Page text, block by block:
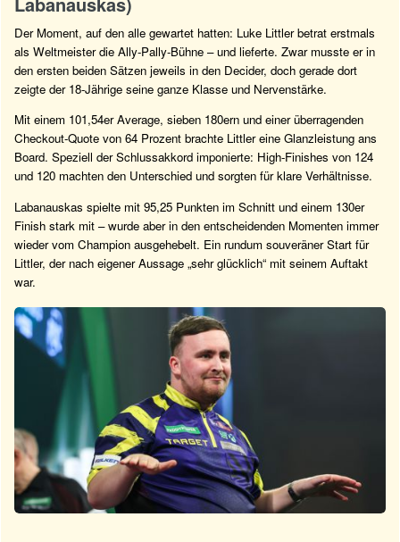
Der Moment, auf den alle gewartet hatten: Luke Littler betrat erstmals
als Weltmeister die Ally-Pally-Bühne – und lieferte. Zwar musste er in
den ersten beiden Sätzen jeweils in den Decider, doch gerade dort
zeigte der 18-Jährige seine ganze Klasse und Nervenstärke.
Mit einem 101,54er Average, sieben 180ern und einer überragenden
Checkout-Quote von 64 Prozent brachte Littler eine Glanzleistung ans
Board. Speziell der Schlussakkord imponierte: High-Finishes von 124
und 120 machten den Unterschied und sorgten für klare Verhältnisse.
Labanauskas spielte mit 95,25 Punkten im Schnitt und einem 130er
Finish stark mit – wurde aber in den entscheidenden Momenten immer
wieder vom Champion ausgehebelt. Ein rundum souveräner Start für
Littler, der nach eigener Aussage „sehr glücklich“ mit seinem Auftakt
war.